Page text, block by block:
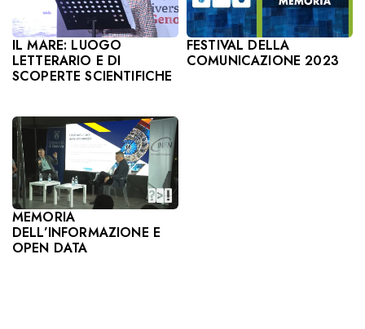
IL MARE: LUOGO
LETTERARIO E DI
SCOPERTE SCIENTIFICHE
FESTIVAL DELLA
COMUNICAZIONE 2023
MEMORIA
DELL’INFORMAZIONE E
OPEN DATA